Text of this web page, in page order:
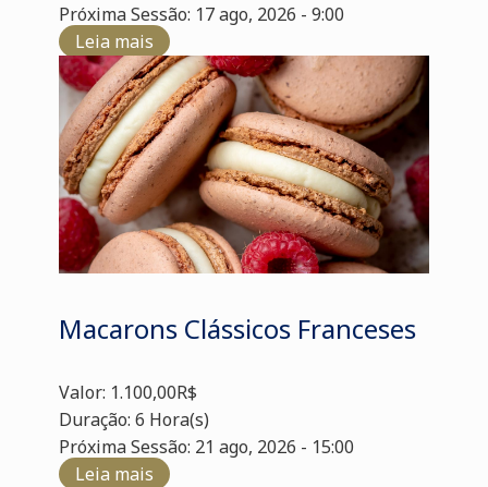
Próxima Sessão: 17 ago, 2026 - 9:00
Leia mais
Macarons Clássicos Franceses
Valor: 1.100,00R$
Duração: 6 Hora(s)
Próxima Sessão: 21 ago, 2026 - 15:00
Leia mais